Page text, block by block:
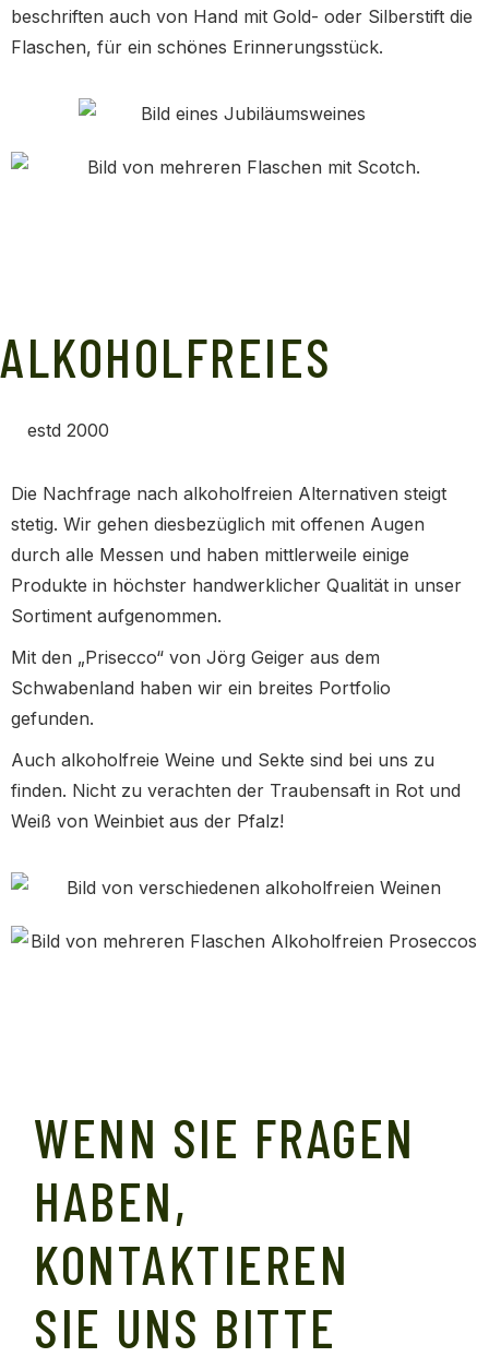
beschriften auch von Hand mit Gold- oder Silberstift die
Flaschen, für ein schönes Erinnerungsstück.
ALKOHOLFREIES
estd 2000
Die Nachfrage nach alkoholfreien Alternativen steigt
stetig. Wir gehen diesbezüglich mit offenen Augen
durch alle Messen und haben mittlerweile einige
Produkte in höchster handwerklicher Qualität in unser
Sortiment aufgenommen.
Mit den „Prisecco“ von Jörg Geiger aus dem
Schwabenland haben wir ein breites Portfolio
gefunden.
Auch alkoholfreie Weine und Sekte sind bei uns zu
finden. Nicht zu verachten der Traubensaft in Rot und
Weiß von Weinbiet aus der Pfalz!
WENN SIE FRAGEN
HABEN,
KONTAKTIEREN
SIE UNS BITTE